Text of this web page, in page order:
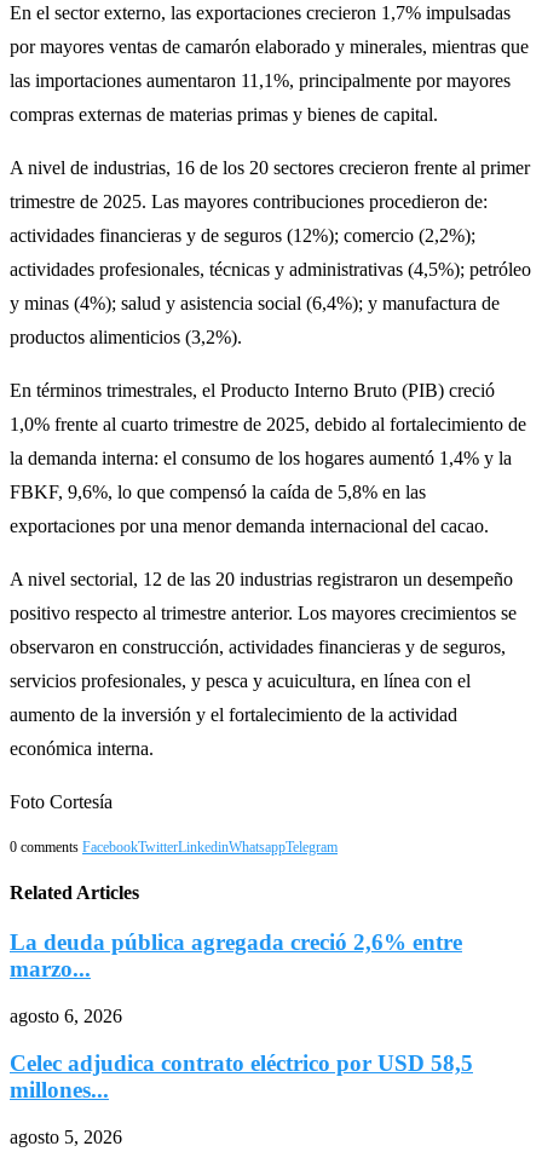
En el sector externo, las exportaciones crecieron 1,7% impulsadas
por mayores ventas de camarón elaborado y minerales, mientras que
las importaciones aumentaron 11,1%, principalmente por mayores
compras externas de materias primas y bienes de capital.
A nivel de industrias, 16 de los 20 sectores crecieron frente al primer
trimestre de 2025. Las mayores contribuciones procedieron de:
actividades financieras y de seguros (12%); comercio (2,2%);
actividades profesionales, técnicas y administrativas (4,5%); petróleo
y minas (4%); salud y asistencia social (6,4%); y manufactura de
productos alimenticios (3,2%).
En términos trimestrales, el Producto Interno Bruto (PIB) creció
1,0% frente al cuarto trimestre de 2025, debido al fortalecimiento de
la demanda interna: el consumo de los hogares aumentó 1,4% y la
FBKF, 9,6%, lo que compensó la caída de 5,8% en las
exportaciones por una menor demanda internacional del cacao.
A nivel sectorial, 12 de las 20 industrias registraron un desempeño
positivo respecto al trimestre anterior. Los mayores crecimientos se
observaron en construcción, actividades financieras y de seguros,
servicios profesionales, y pesca y acuicultura, en línea con el
aumento de la inversión y el fortalecimiento de la actividad
económica interna.
Foto Cortesía
0 comments FacebookTwitterLinkedinWhatsappTelegram
Related Articles
La deuda pública agregada creció 2,6% entre
marzo...
agosto 6, 2026
Celec adjudica contrato eléctrico por USD 58,5
millones...
agosto 5, 2026